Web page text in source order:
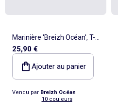
Marinière 'Breizh Océan', T-
Shirt rayé mixte épais en
Coton Bio, Homme ou
Femme
25,90 €
Ajouter au panier
Vendu par Breizh Océan
10 couleurs